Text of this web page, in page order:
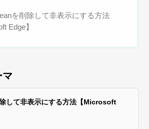
を削除して非表示にする方法
Edge】
マ
して非表示にする方法【Microsoft